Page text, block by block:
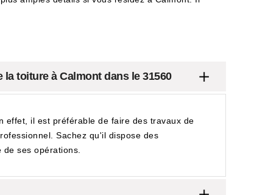
toiture à Calmont dans le 31560
effet, il est préférable de faire des travaux de
Sachez qu'il dispose des
ses opérations.